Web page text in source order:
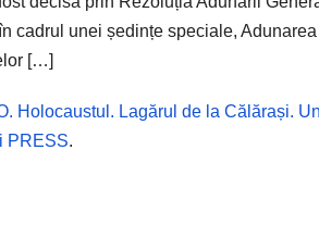
cadrul unei ședințe speciale,
[…]
Holocaustul. Lagărul de la Călărași.
PRESS.